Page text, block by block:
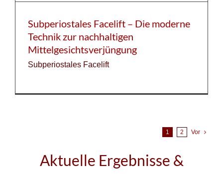
Subperiostales Facelift – Die moderne
Technik zur nachhaltigen
Mittelgesichtsverjüngung
Subperiostales Facelift
1 2 Vor
Aktuelle Ergebnisse &